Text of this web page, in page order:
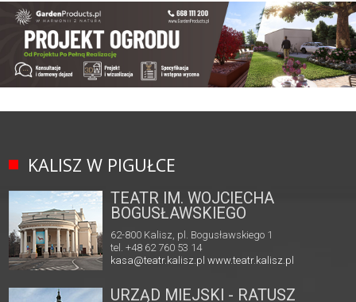
KALISZ W PIGUŁCE
TEATR IM. WOJCIECHA
BOGUSŁAWSKIEGO
62-800 Kalisz, pl. Bogusławskiego 1
tel. +48 62 760 53 14
kasa@teatr.kalisz.pl www.teatr.kalisz.pl
URZĄD MIEJSKI - RATUSZ